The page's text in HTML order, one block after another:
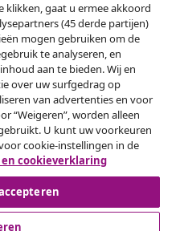
indienen
overeenkomst
klikken, gaat u ermee akkoord
(45 derde partijen)
mogen gebruiken om de
te analyseren, en
aan te bieden. Wij en
over uw surfgedrag op
van advertenties en voor
“Weigeren”, worden alleen
U kunt uw voorkeuren
cookie-instellingen in de
en cookieverklaring